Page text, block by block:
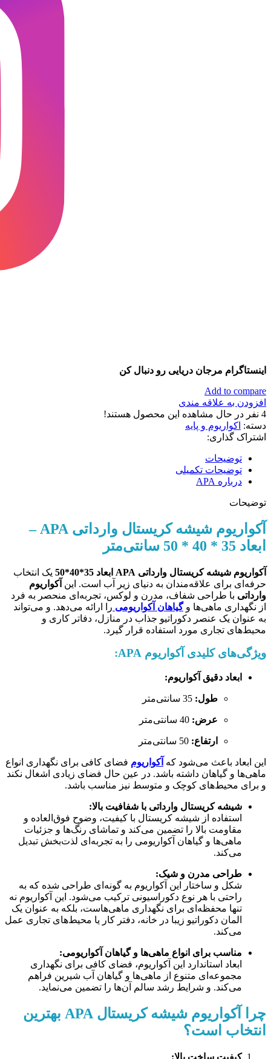
اینستاگرام مرجان دریایی رو دنبال کن
Add to compare
افزودن به علاقه مندی
4 نفر در حال مشاهده این محصول هستند!
دسته: اکواریوم و پایه
اشتراک گذاری:
توضیحات
توضیحات تکمیلی
درباره APA
توضیحات
آکواریوم شیشه کریستال وارداتی APA –
ابعاد 35 * 40 * 50 سانتی‌متر
آکواریوم شیشه کریستال وارداتی APA ابعاد 35*40*50
یک انتخاب
حرفه‌ای برای علاقه‌مندان به دنیای زیر آب است. این آکواریوم
وارداتی با طراحی شفاف، مدرن و لوکس، تجربه‌ای منحصر به فرد
از نگهداری ماهی‌ها وگیاهان آکواریومی را ارائه می‌دهد. و می‌تواند
به عنوان یک عنصر دکوراتیو جذاب در منازل، دفاتر کاری و
محیط‌های تجاری مورد استفاده قرار گیرد.
ویژگی‌های کلیدی آکواریوم APA:
ابعاد دقیق آکواریوم:
طول:
عرض:
ارتفاع:
این ابعاد باعث می‌شود که آکواریوم فضای کافی برای نگهداری انواع
ماهی‌ها و گیاهان داشته باشد. در عین حال فضای زیادی اشغال نکند
و برای محیط‌های کوچک و متوسط نیز مناسب باشد.
شیشه کریستال وارداتی با شفافیت بالا:
استفاده از شیشه کریستال با کیفیت، وضوح فوق‌العاده و
مقاومت بالا را تضمین می‌کند و تماشای رنگ‌ها و جزئیات
ماهی‌ها و گیاهان آکواریومی را به تجربه‌ای لذت‌بخش تبدیل
می‌کند.
طراحی مدرن و شیک:
شکل و ساختار این آکواریوم به گونه‌ای طراحی شده که به
راحتی با هر نوع دکوراسیونی ترکیب می‌شود. این آکواریوم نه
تنها محفظه‌ای برای نگهداری ماهی‌هاست، بلکه به عنوان یک
المان دکوراتیو زیبا در خانه، دفتر کار یا محیط‌های تجاری عمل
می‌کند.
مناسب برای انواع ماهی‌ها و گیاهان آکواریومی:
ابعاد استاندارد این آکواریوم، فضای کافی برای نگهداری
مجموعه‌ای متنوع از ماهی‌ها و گیاهان آب شیرین فراهم
می‌کند. و شرایط رشد سالم آن‌ها را تضمین می‌نماید.
چرا آکواریوم شیشه کریستال APA بهترین
انتخاب است؟
کیفیت ساخت بالا: